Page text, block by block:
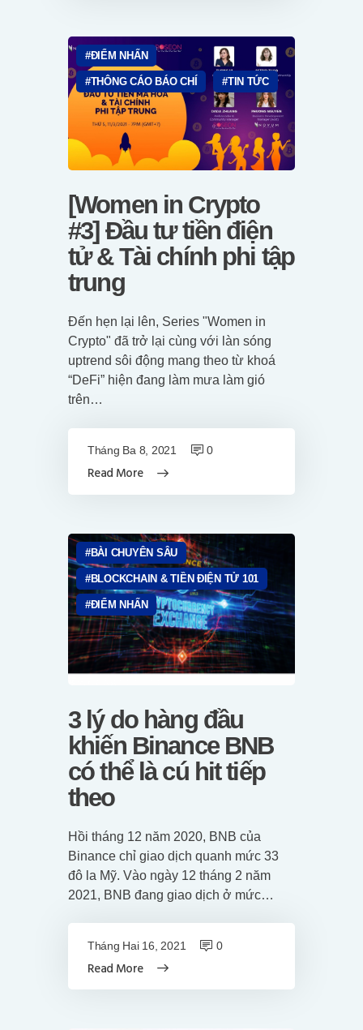
ĐIỂM NHẤN
THÔNG CÁO BÁO CHÍ TIN TỨC
[Women in Crypto
#3] Đầu tư tiền điện
tử & Tài chính phi tập
trung
Đến hẹn lại lên, Series "Women in
Crypto" đã trở lại cùng với làn sóng
uptrend sôi động mang theo từ khoá
“DeFi” hiện đang làm mưa làm gió
trên…
Read More
Tháng Ba 8, 2021 0
BÀI CHUYÊN SÂU
BLOCKCHAIN & TIỀN ĐIỆN TỬ 101
ĐIỂM NHẤN
3 lý do hàng đầu
khiến Binance BNB
có thể là cú hit tiếp
theo
Hồi tháng 12 năm 2020, BNB của
Binance chỉ giao dịch quanh mức 33
đô la Mỹ. Vào ngày 12 tháng 2 năm
2021, BNB đang giao dịch ở mức…
Read More
Tháng Hai 16, 2021 0